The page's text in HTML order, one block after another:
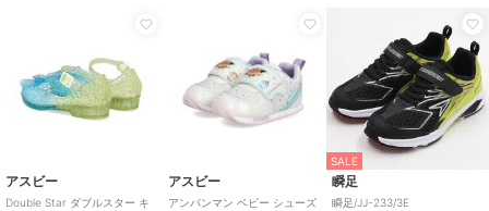
アスビー
Double Star ダブルスター キ
アスビー
アンパンマン ベビー シューズ
SALE
瞬足
瞬足/JJ-233/3E